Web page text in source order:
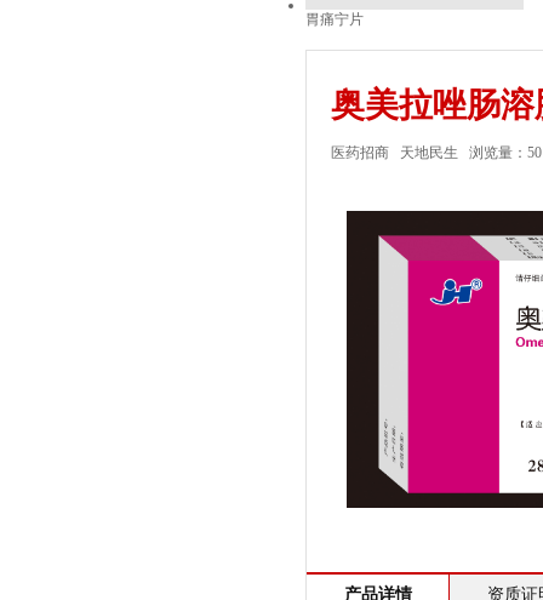
胃痛宁片
奥美拉唑肠
医药招商 天地民生 浏览量：
产品详情 资质证